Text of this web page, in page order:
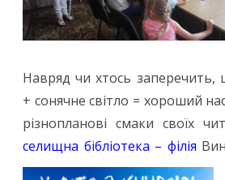
Навряд чи хтось заперечить,
+ сонячне світло = хороший
різнопланові смаки своїх
селищна бібліотека – філія